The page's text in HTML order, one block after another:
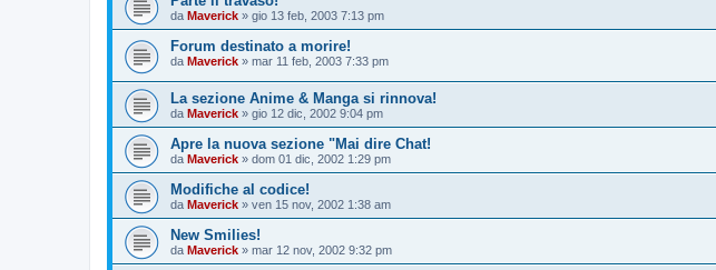
da Maverick » gio 13 feb, 2003 7:13 pm
Forum destinato a morire!
da Maverick » mar 11 feb, 2003 7:33 pm
La sezione Anime & Manga si rinnova!
da Maverick » gio 12 dic, 2002 9:04 pm
Apre la nuova sezione "Mai dire Chat!
da Maverick » dom 01 dic, 2002 1:29 pm
Modifiche al codice!
da Maverick » ven 15 nov, 2002 1:38 am
New Smilies!
da Maverick » mar 12 nov, 2002 9:32 pm